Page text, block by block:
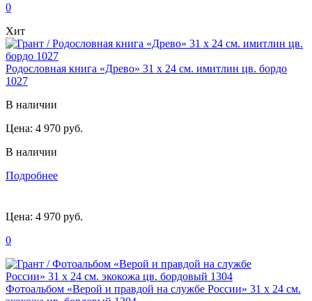
0
Хит
Родословная книга «Древо» 31 х 24 см. имитлин цв. бордо
1027
В наличии
Цена: 4 970 руб.
В наличии
Подробнее
Цена: 4 970 руб.
0
Фотоальбом «Верой и правдой на службе России» 31 х 24 см.